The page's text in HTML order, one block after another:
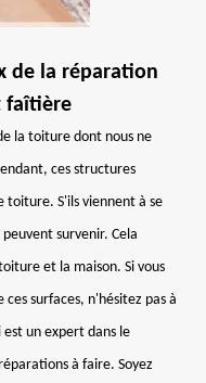
de la réparation
faîtière
la toiture dont nous ne
ces structures
toiture. S'ils viennent à se
survenir. Cela
et la maison. Si vous
surfaces, n'hésitez pas à
un expert dans le
à faire. Soyez